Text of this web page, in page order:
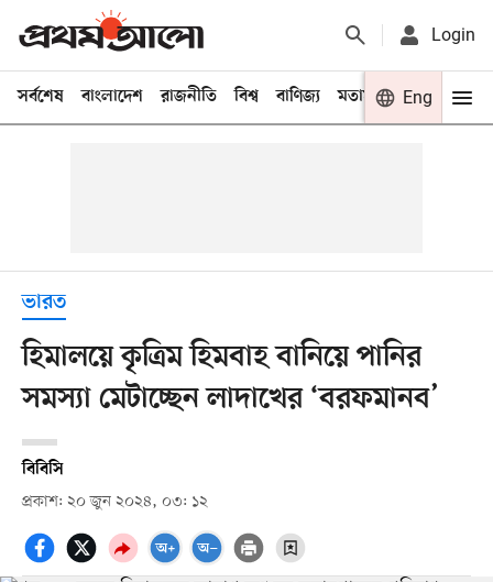
Login
সর্বশেষ বাংলাদেশ রাজনীতি বিশ্ব বাণিজ্য মতামত খেলা
Eng
ভারত
হিমালয়ে কৃত্রিম হিমবাহ বানিয়ে পানির
সমস্যা মেটাচ্ছেন লাদাখের ‘বরফমানব’
বিবিসি
প্রকাশ: ২০ জুন ২০২৪, ০৩: ১২